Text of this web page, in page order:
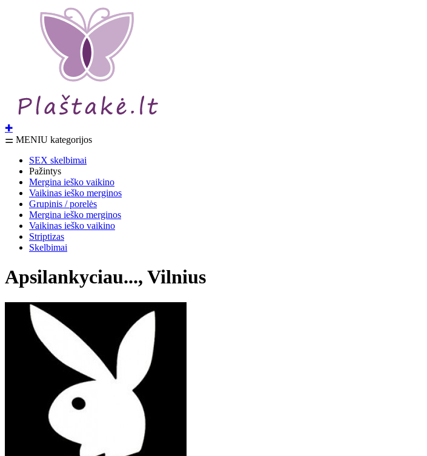
✚
⚌ MENIU kategorijos
SEX skelbimai
Pažintys
Mergina ieško vaikino
Vaikinas ieško merginos
Grupinis / porelės
Mergina ieško merginos
Vaikinas ieško vaikino
Striptizas
Skelbimai
Apsilankyciau..., Vilnius